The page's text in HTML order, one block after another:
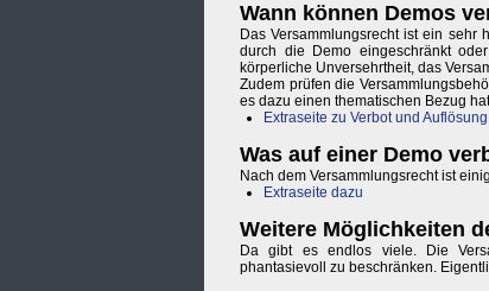
Wann können Demos
Das Versammlungsrecht ist ein sehr
durch die Demo eingeschränkt
körperliche Unversehrtheit, das
Zudem prüfen die
es dazu einen thematischen Bezug
Extraseite zu Verbot und Auflösung
Was auf einer Demo
Nach dem Versammlungsrecht ist
Extraseite dazu
Weitere Möglichkeiten
Da gibt es endlos viele. Die
phantasievoll zu beschränken.